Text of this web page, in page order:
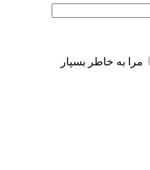
مرا به خاطر بسپار